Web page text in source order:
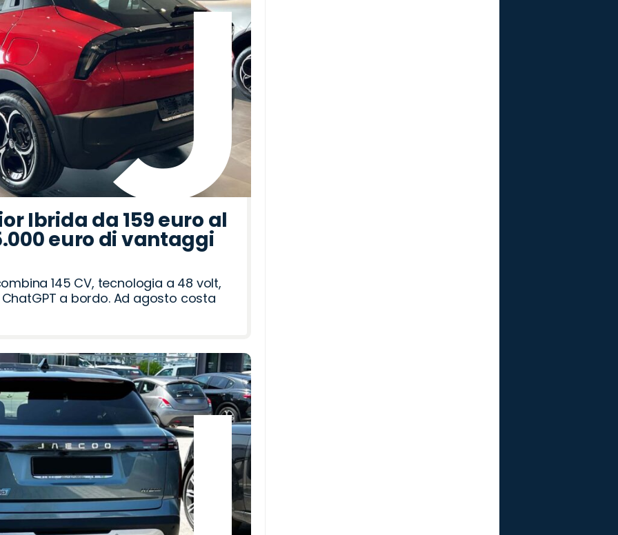
Ibrida da 159 euro al
euro di vantaggi
145 CV, tecnologia a 48 volt,
a bordo. Ad agosto costa